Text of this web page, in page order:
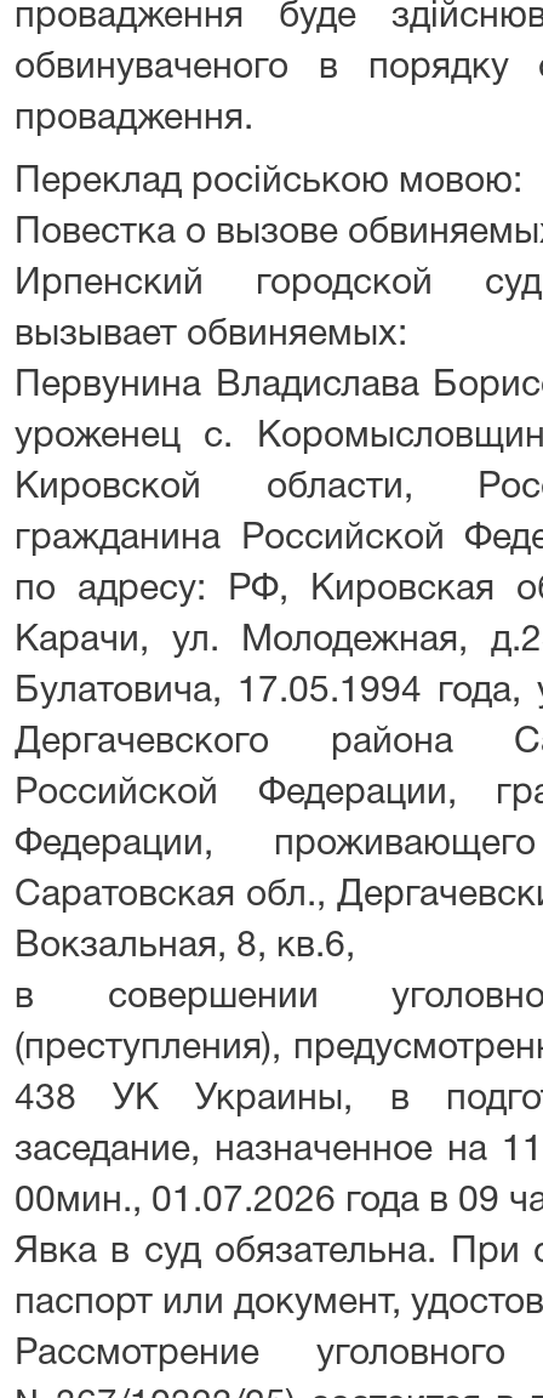
провадження буде
обвинуваченого в порядку
провадження.
Переклад російською мовою:
Повестка о вызове
Ирпенский городской
вызывает обвиняемых:
Первунина Владислава
уроженец с.
Кировской области,
гражданина Российской
по адресу: РФ, Кировская
Карачи, ул. Молодежная,
Булатовича, 17.05.1994
Дергачевского района
Российской Федерации,
Федерации,
Саратовская обл.,
Вокзальная, 8, кв.6,
в совершении
(преступления),
438 УК Украины, в
заседание, назначенное на
00мин., 01.07.2026 года в 09
Явка в суд обязательна. При
паспорт или документ,
Рассмотрение